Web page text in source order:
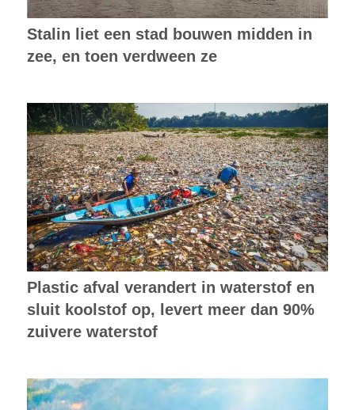
Stalin liet een stad bouwen midden in
zee, en toen verdween ze
Plastic afval verandert in waterstof en
sluit koolstof op, levert meer dan 90%
zuivere waterstof